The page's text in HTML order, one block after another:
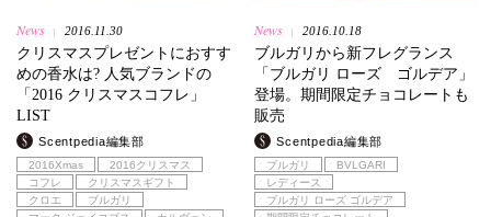
News 2016.11.30
クリスマスプレゼントにおすす
めの香水は? 人気ブランドの
「2016 クリスマスコフレ」
LIST
Scentpedia編集部
2016Xmas
2016クリスマス
コフレ
クリスマスギフト
クロエ
ブルガリ
News 2016.10.18
ブルガリから新フレグランス
「ブルガリ ローズ ゴルデア」
登場。期間限定チョコレートも
販売
Scentpedia編集部
ブルガリ
BVLGARI
レディース
ブルガリ ローズ ゴルデア